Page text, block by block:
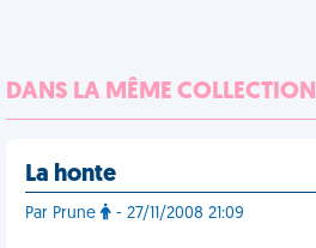
DANS LA MÊME COLLECTION
La honte
Par Prune - 27/11/2008 21:09